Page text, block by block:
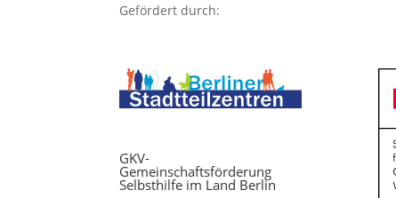
Gefördert durch:
GKV-
Gemeinschaftsförderung
Selbsthilfe im Land Berlin